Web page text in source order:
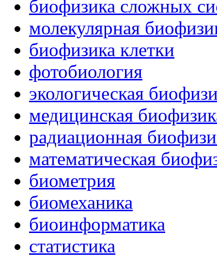
биофизика сложных
молекулярная
биофизика клетки
фотобиология
экологическая
медицинская
радиационная
математическая
биометрия
биомеханика
биоинформатика
статистика